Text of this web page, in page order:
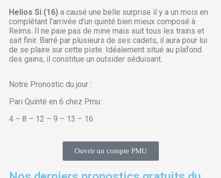
Helios Si (16) a causé une belle surprise il y a un mois en
complétant l’arrivée d’un quinté bien mieux composé à
Reims. Il ne paie pas de mine mais suit tous les trains et
sait finir. Barré par plusieurs de ses cadets, il aura pour lui
de se plaire sur cette piste. Idéalement situé au plafond
des gains, il constitue un outsider séduisant.
Notre Pronostic du jour :
Pari Quinté en 6 chez Pmu:
4 – 8 – 12 – 9 – 13 – 16
Ouvrir un compte PMU